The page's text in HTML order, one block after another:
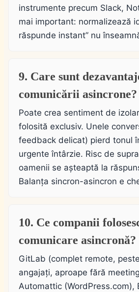
instrumente precum Slack,
mai important: normalizează
răspunde instant” nu
9. Care sunt
comunicării asincrone?
Poate crea sentiment de
folosită exclusiv. Unele
feedback delicat) pierd tonul
urgente întârzie. Risc de
oamenii se așteaptă la
Balanța sincron-asincron e
10. Ce companii
comunicare asincronă?
GitLab (complet remote,
angajați, aproape fără
Automattic (WordPress.com),